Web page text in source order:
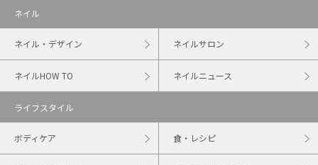
ネイル
ネイル・デザイン ネイルサロン
ネイルHOW TO ネイルニュース
ライフスタイル
ボディケア 食・レシピ